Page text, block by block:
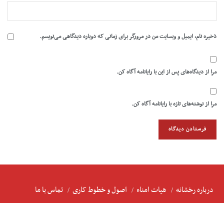
ذخیره نام، ایمیل و وبسایت من در مرورگر برای زمانی که دوباره دیدگاهی می‌نویسم.
مرا از دیدگاه‌های پس از این با رایانامه آگاه کن.
مرا از نوشته‌های تازه با رایانامه آگاه کن.
درباره رخشانه هیات امناء اصول و خطوط کاری تماس با ما